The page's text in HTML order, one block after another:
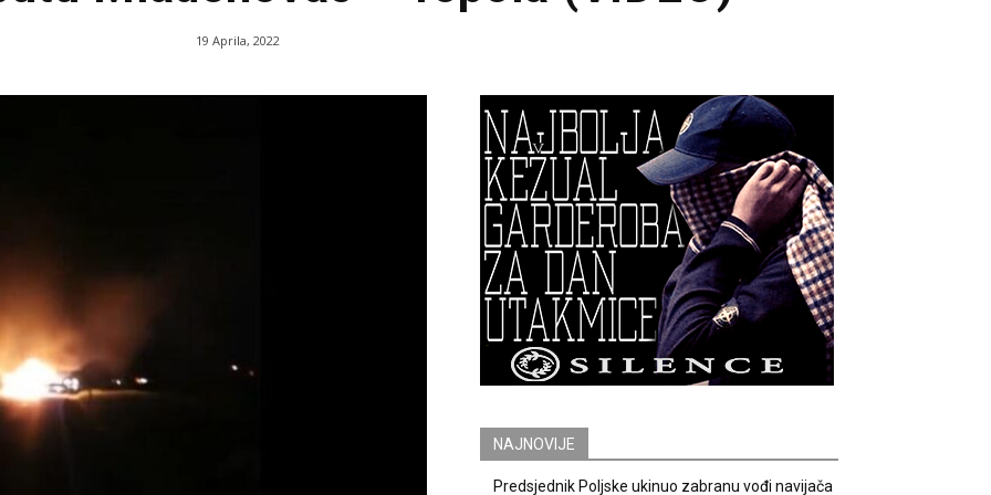
19 Aprila, 2022
NAJNOVIJE
Predsjednik Poljske ukinuo zabranu vođi navijača